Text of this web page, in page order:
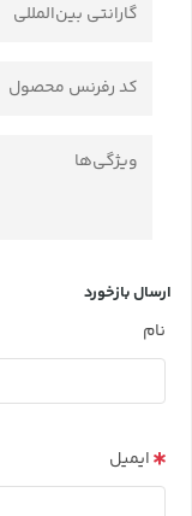
گارانتی بین‌المللی
کد رفرنس محصول
ویژگی‌ها
ارسال بازخورد
نام
ایمیل